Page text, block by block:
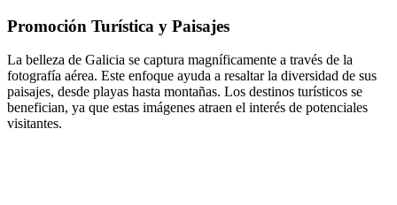
Promoción Turística y Paisajes
La belleza de Galicia se captura magníficamente a través de la
fotografía aérea. Este enfoque ayuda a resaltar la diversidad de sus
paisajes, desde playas hasta montañas. Los destinos turísticos se
benefician, ya que estas imágenes atraen el interés de potenciales
visitantes.